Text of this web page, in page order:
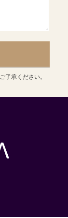
了承ください。